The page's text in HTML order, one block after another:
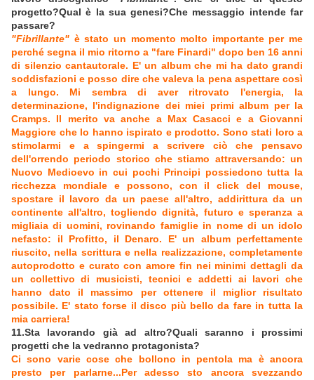
progetto?Qual è la sua genesi?Che messaggio intende far
passare?
"Fibrillante" è stato un momento molto importante per me
perché segna il mio ritorno a "fare Finardi" dopo ben 16 anni
di silenzio cantautorale. E' un album che mi ha dato grandi
soddisfazioni e posso dire che valeva la pena aspettare così
a lungo. Mi sembra di aver ritrovato l'energia, la
determinazione, l'indignazione dei miei primi album per la
Cramps. Il merito va anche a Max Casacci e a Giovanni
Maggiore che lo hanno ispirato e prodotto. Sono stati loro a
stimolarmi e a spingermi a scrivere ciò che pensavo
dell'orrendo periodo storico che stiamo attraversando: un
Nuovo Medioevo in cui pochi Principi possiedono tutta la
ricchezza mondiale e possono, con il click del mouse,
spostare il lavoro da un paese all'altro, addirittura da un
continente all'altro, togliendo dignità, futuro e speranza a
migliaia di uomini, rovinando famiglie in nome di un idolo
nefasto: il Profitto, il Denaro. E' un album perfettamente
riuscito, nella scrittura e nella realizzazione, completamente
autoprodotto e curato con amore fin nei minimi dettagli da
un collettivo di musicisti, tecnici e addetti ai lavori che
hanno dato il massimo per ottenere il miglior risultato
possibile. E' stato forse il disco più bello da fare in tutta la
mia carriera!
11.Sta lavorando già ad altro?Quali saranno i prossimi
progetti che la vedranno protagonista?
Ci sono varie cose che bollono in pentola ma è ancora
presto per parlarne...Per adesso sto ancora svezzando